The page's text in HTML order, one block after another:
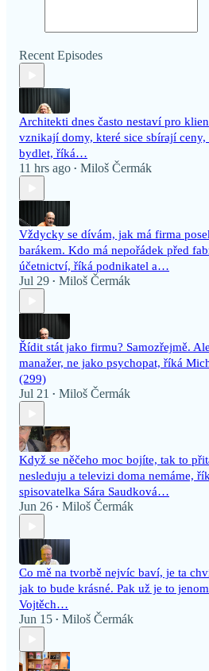
Recent Episodes
Architekti dnes často nestaví pro
vznikají domy, které sice sbírají ceny,
bydlet, říká…
11 hrs ago • Miloš Čermák
Vždycky se dívám, jak má firma
barákem. Kdo má nepořádek před
účetnictví, říká podnikatel a…
Jul 29 • Miloš Čermák
Řídit stát jako firmu? Samozřejmě.
manažer, ne jako psychopat, říká
(299)
Jul 21 • Miloš Čermák
Když se něčeho moc bojíte, tak to
nesleduju a televizi doma nemáme,
spisovatelka Sára Saudková…
Jun 26 • Miloš Čermák
Co mě na tvorbě nejvíc baví, je ta
jak to bude krásné. Pak už je to
Vojtěch…
Jun 15 • Miloš Čermák